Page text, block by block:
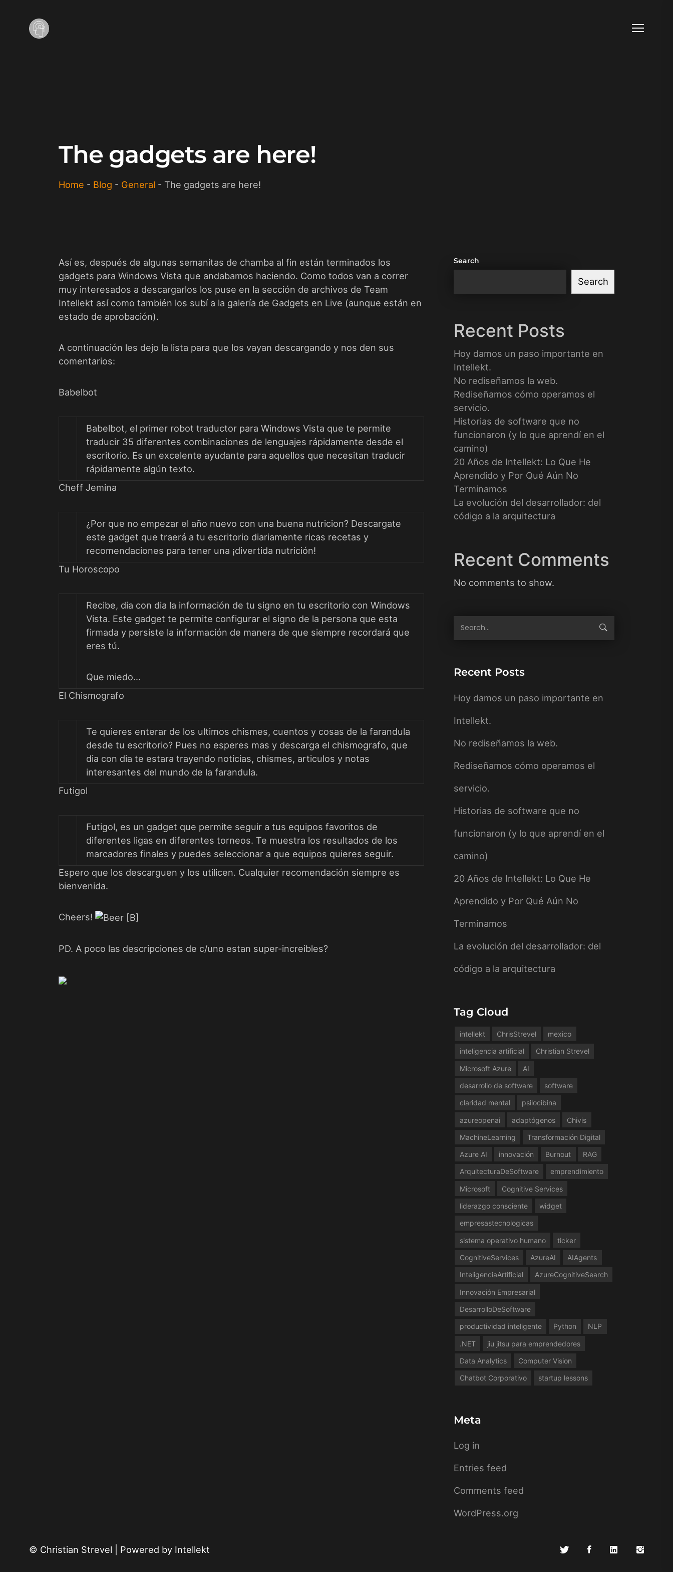
The gadgets are here!
Home - Blog - General - The gadgets are here!
Así es, después de algunas semanitas de chamba al fin están terminados los
gadgets para Windows Vista que andabamos haciendo. Como todos van a correr
muy interesados a descargarlos los puse en la sección de archivos de Team
Intellekt así como también los subí a la galería de Gadgets en Live (aunque están en
estado de aprobación).
A continuación les dejo la lista para que los vayan descargando y nos den sus
comentarios:
Babelbot
Babelbot, el primer robot traductor para Windows Vista que te permite
traducir 35 diferentes combinaciones de lenguajes rápidamente desde el
escritorio. Es un excelente ayudante para aquellos que necesitan traducir
rápidamente algún texto.
Cheff Jemina
¿Por que no empezar el año nuevo con una buena nutricion? Descargate
este gadget que traerá a tu escritorio diariamente ricas recetas y
recomendaciones para tener una ¡divertida nutrición!
Tu Horoscopo
Recibe, dia con dia la información de tu signo en tu escritorio con Windows
Vista. Este gadget te permite configurar el signo de la persona que esta
firmada y persiste la información de manera de que siempre recordará que
eres tú.
Que miedo…
El Chismografo
Te quieres enterar de los ultimos chismes, cuentos y cosas de la farandula
desde tu escritorio? Pues no esperes mas y descarga el chismografo, que
dia con dia te estara trayendo noticias, chismes, articulos y notas
interesantes del mundo de la farandula.
Futigol
Futigol, es un gadget que permite seguir a tus equipos favoritos de
diferentes ligas en diferentes torneos. Te muestra los resultados de los
marcadores finales y puedes seleccionar a que equipos quieres seguir.
Espero que los descarguen y los utilicen. Cualquier recomendación siempre es
bienvenida.
Cheers!
PD. A poco las descripciones de c/uno estan super-increibles?
Search
Search
Recent Posts
Hoy damos un paso importante en
Intellekt.
No rediseñamos la web.
Rediseñamos cómo operamos el
servicio.
Historias de software que no
funcionaron (y lo que aprendí en el
camino)
20 Años de Intellekt: Lo Que He
Aprendido y Por Qué Aún No
Terminamos
La evolución del desarrollador: del
código a la arquitectura
Recent Comments
No comments to show.
Recent Posts
Hoy damos un paso importante en
Intellekt.
No rediseñamos la web.
Rediseñamos cómo operamos el
servicio.
Historias de software que no
funcionaron (y lo que aprendí en el
camino)
20 Años de Intellekt: Lo Que He
Aprendido y Por Qué Aún No
Terminamos
La evolución del desarrollador: del
código a la arquitectura
Tag Cloud
intellekt ChrisStrevel mexico
inteligencia artificial Christian Strevel
Microsoft Azure AI
desarrollo de software software
claridad mental psilocibina
azureopenai adaptógenos Chivis
MachineLearning Transformación Digital
Azure AI innovación Burnout RAG
ArquitecturaDeSoftware emprendimiento
Microsoft Cognitive Services
liderazgo consciente widget
empresastecnologicas
sistema operativo humano ticker
CognitiveServices AzureAI AIAgents
InteligenciaArtificial AzureCognitiveSearch
Innovación Empresarial
DesarrolloDeSoftware
productividad inteligente Python NLP
.NET jiu jitsu para emprendedores
Data Analytics Computer Vision
Chatbot Corporativo startup lessons
Meta
Log in
Entries feed
Comments feed
WordPress.org
© Christian Strevel | Powered by Intellekt